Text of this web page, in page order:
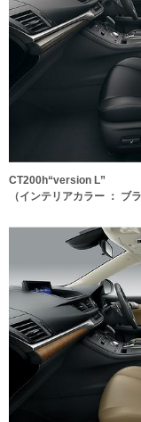
CT200h“version L”
（インテリアカラー ： ブラ